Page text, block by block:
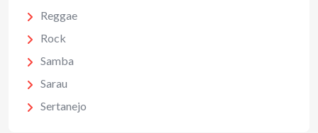
Reggae
Rock
Samba
Sarau
Sertanejo